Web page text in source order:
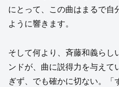
にとって、この曲はまるで自
ように響きます。
そして何より、斉藤和義らし
ンドが、曲に説得力を与えて
ぎず、でも確かに切ない。「